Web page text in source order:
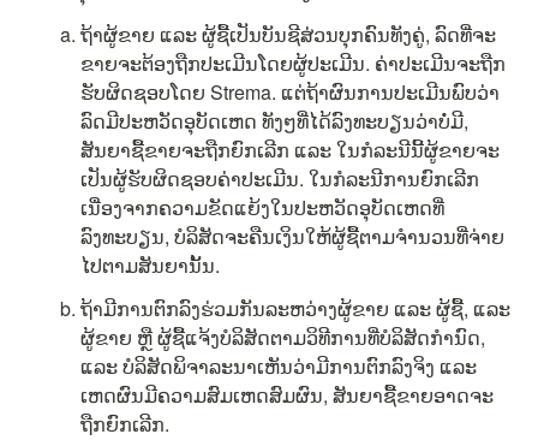
ຖ້າຜູ້ຂາຍ ແລະ ຜູ້ຊື້ເປັນບັນຊີສ່ວນບຸກຄົນທັງຄູ່, ລົດທີ່ຈະ
ຂາຍຈະຕ້ອງຖືກປະເມີນໂດຍຜູ້ປະເມີນ. ຄ່າປະເມີນຈະຖືກ
ຮັບຜິດຊອບໂດຍ Strema. ແຕ່ຖ້າຜົນການປະເມີນພົບວ່າ
ລົດມີປະຫວັດອຸບັດເຫດ ທັງໆທີ່ໄດ້ລົງທະບຽນວ່າບໍ່ມີ,
ສັນຍາຊື້ຂາຍຈະຖືກຍົກເລີກ ແລະ ໃນກໍລະນີນີ້ຜູ້ຂາຍຈະ
ເປັນຜູ້ຮັບຜິດຊອບຄ່າປະເມີນ. ໃນກໍລະນີການຍົກເລີກ
ເນື່ອງຈາກຄວາມຂັດແຍ້ງໃນປະຫວັດອຸບັດເຫດທີ່
ລົງທະບຽນ, ບໍລິສັດຈະຄືນເງິນໃຫ້ຜູ້ຊື້ຕາມຈຳນວນທີ່ຈ່າຍ
ໄປຕາມສັນຍານັ້ນ.
ຖ້າມີການຕົກລົງຮ່ວມກັນລະຫວ່າງຜູ້ຂາຍ ແລະ ຜູ້ຊື້, ແລະ
ຜູ້ຂາຍ ຫຼື ຜູ້ຊື້ແຈ້ງບໍລິສັດຕາມວິທີການທີ່ບໍລິສັດກຳນົດ,
ແລະ ບໍລິສັດພິຈາລະນາເຫັນວ່າມີການຕົກລົງຈິງ ແລະ
ເຫດຜົນມີຄວາມສົມເຫດສົມຜົນ, ສັນຍາຊື້ຂາຍອາດຈະ
ຖືກຍົກເລີກ.